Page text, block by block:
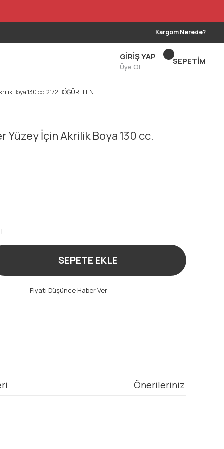
Kargom Nerede?
GİRİŞ YAP
Üye Ol
SEPETİM
Boya 130 cc. 2172 BÖĞÜRTLEN
Yüzey İçin Akrilik Boya 130 cc.
SEPETE EKLE
Fiyatı Düşünce Haber Ver
Önerileriniz